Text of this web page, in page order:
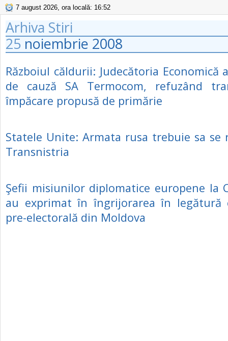
7 august 2026, ora locală: 16:52
Arhiva Stiri
25 noiembrie 2008
Războiul căldurii: Judecătoria Economică
de cauză SA Termocom, refuzând
împăcare propusă de primărie
Statele Unite: Armata rusa trebuie sa se
Transnistria
Şefii misiunilor diplomatice europene la
au exprimat în îngrijorarea în legătură
pre-electorală din Moldova